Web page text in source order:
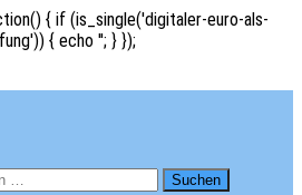
{ if (is_single('digitaler-euro-als-
{ echo ''; } });